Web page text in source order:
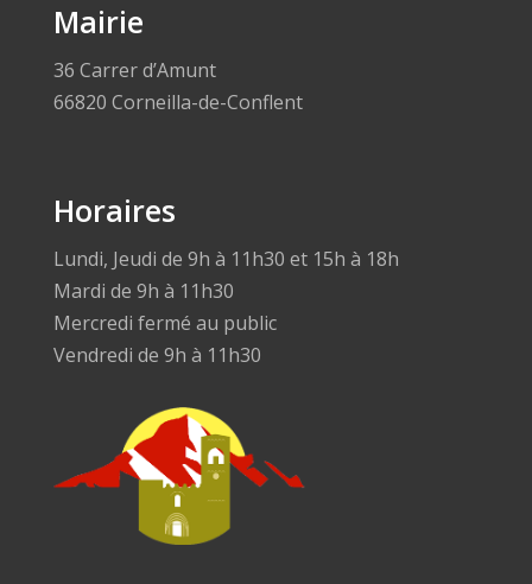
Mairie
36 Carrer d’Amunt
66820 Corneilla-de-Conflent
Horaires
Lundi, Jeudi de 9h à 11h30 et 15h à 18h
Mardi de 9h à 11h30
Mercredi fermé au public
Vendredi de 9h à 11h30